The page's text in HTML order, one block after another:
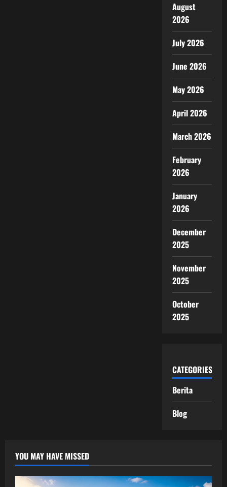
August
2026
July 2026
June 2026
May 2026
April 2026
March 2026
February
2026
January
2026
December
2025
November
2025
October
2025
CATEGORIES
Berita
Blog
YOU MAY HAVE MISSED